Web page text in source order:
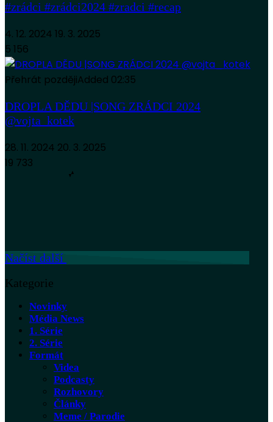
#zrádci #zrádci2024 #zradci #recap
4. 12. 2024 19. 3. 2025
5 156
Přehrát pozdějiAdded 02:35
DROPLA DĚDU |SONG ZRÁDCI 2024
@vojta_kotek
28. 11. 2024 20. 3. 2025
19 733
Načíst další
Kategorie
Novinky
Média News
1. Série
2. Série
Formát
Videa
Podcasty
Rozhovory
Články
Meme / Parodie